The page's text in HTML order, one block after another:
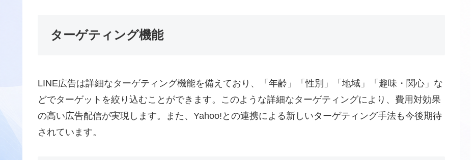
ターゲティング機能
LINE広告は詳細なターゲティング機能を備えており、「年齢」「性別」「地域」「趣味・関心」な
どでターゲットを絞り込むことができます。このような詳細なターゲティングにより、費用対効果
の高い広告配信が実現します。また、Yahoo!との連携による新しいターゲティング手法も今後期待
されています。